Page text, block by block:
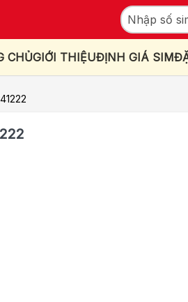
CHỦGIỚI THIỆUĐỊNH GIÁ SIM